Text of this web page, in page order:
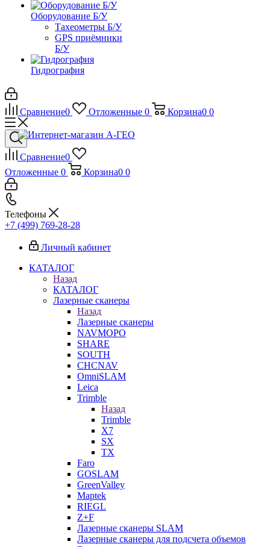
Оборудование Б/У
Тахеометры Б/У
GPS приёмники
Б/У
Гидрография
Сравнение0 Отложенные 0 Корзина0 0
Сравнение0
Отложенные 0 Корзина0 0
Телефоны
+7 (499) 769-28-28
Личный кабинет
КАТАЛОГ
Назад
КАТАЛОГ
Лазерные сканеры
Назад
Лазерные сканеры
NAVMOPO
SHARE
SOUTH
CHCNAV
OmniSLAM
Leica
Trimble
Назад
Trimble
X7
SX
TX
Faro
GOSLAM
GreenValley
Maptek
RIEGL
Z+F
Лазерные сканеры SLAM
Лазерные сканеры для подсчета объемов